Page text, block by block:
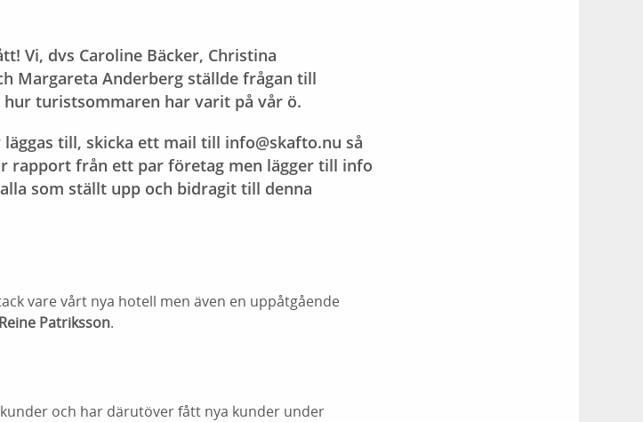
Vi, dvs Caroline Bäcker, Christina
Margareta Anderberg ställde frågan till
turistsommaren har varit på vår ö.
till, skicka ett mail till info@skafto.nu så
rapport från ett par företag men lägger till info
som ställt upp och bidragit till denna
vare vårt nya hotell men även en uppåtgående
Reine Patriksson.
och har därutöver fått nya kunder under